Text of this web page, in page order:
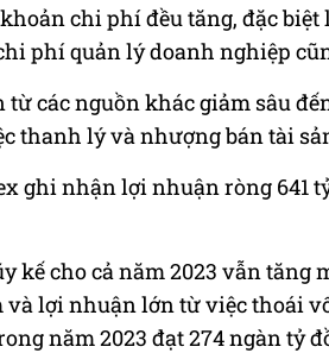
khoản chi phí đều tăng, đặc
phí quản lý doanh nghiệp
các nguồn khác giảm sâu
thanh lý và nhượng bán tài
ghi nhận lợi nhuận ròng 641
kế cho cả năm 2023 vẫn
và lợi nhuận lớn từ việc thoái
năm 2023 đạt 274 ngàn tỷ